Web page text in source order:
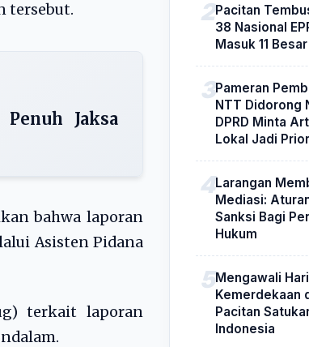
tersebut.
Jaksa
bahwa laporan
Asisten Pidana
terkait laporan
Pacitan
38 Nasional
Masuk 11
Pameran
NTT Didorong
DPRD Minta
Lokal Jadi
Larangan
Mediasi:
Sanksi Bagi
Hukum
Mengawali Hari
Kemerdekaan
Pacitan
Indonesia